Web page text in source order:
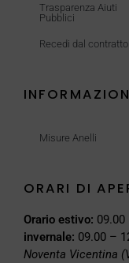
Trasparenza Aiuti
Pubblici
Recedi dal contratto
Misure Anelli
ORARI DI
Orario estivo:
invernale: 09.00 –
Noventa Vicentina